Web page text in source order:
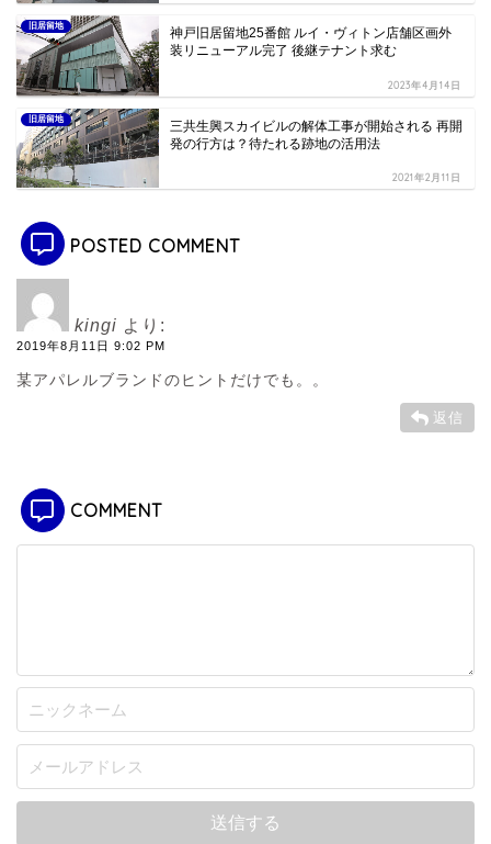
旧居留地
神戸旧居留地25番館 ルイ・ヴィトン店舗区画外
装リニューアル完了 後継テナント求む
2023年4月14日
旧居留地
三共生興スカイビルの解体工事が開始される 再開
発の行方は？待たれる跡地の活用法
2021年2月11日
POSTED COMMENT
kingi より:
2019年8月11日 9:02 PM
某アパレルブランドのヒントだけでも。。
返信
COMMENT